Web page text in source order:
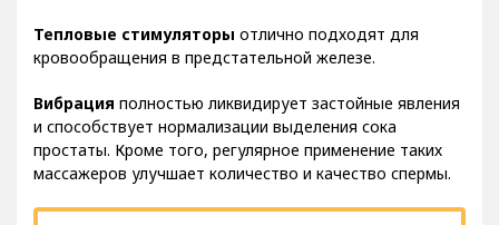
Тепловые стимуляторы отлично подходят для
кровообращения в предстательной железе.
Вибрация полностью ликвидирует застойные явления
и способствует нормализации выделения сока
простаты. Кроме того, регулярное применение таких
массажеров улучшает количество и качество спермы.